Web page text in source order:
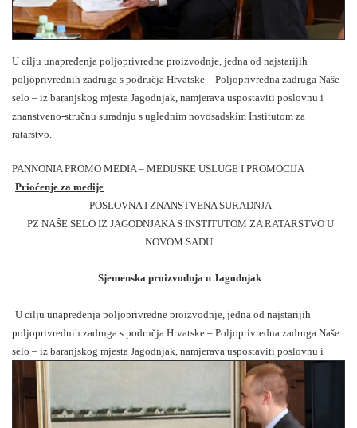
U cilju unapređenja poljoprivredne proizvodnje, jedna od najstarijih
poljoprivrednih zadruga s područja Hrvatske – Poljoprivredna zadruga Naše
selo – iz baranjskog mjesta Jagodnjak, namjerava uspostaviti poslovnu i
znanstveno-stručnu suradnju s uglednim novosadskim Institutom za
ratarstvo.
PANNONIA PROMO MEDIA – MEDIJSKE USLUGE I PROMOCIJA
Prioćenje za medije
POSLOVNA I ZNANSTVENA SURADNJA
PZ NAŠE SELO IZ JAGODNJAKA S INSTITUTOM ZA RATARSTVO U
NOVOM SADU
Sjemenska proizvodnja u Jagodnjak
U cilju unapređenja poljoprivredne proizvodnje, jedna od najstarijih
poljoprivrednih zadruga s područja Hrvatske – Poljoprivredna zadruga Naše
selo – iz baranjskog mjesta Jagodnjak, namjerava uspostaviti poslovnu i